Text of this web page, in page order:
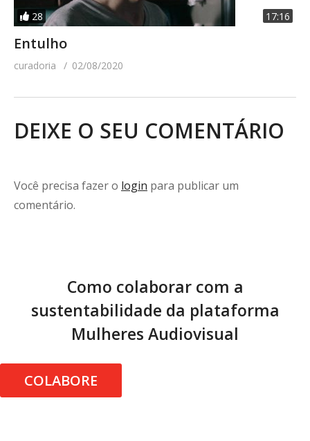
28 17:16
Entulho
curadoria 02/08/2020
DEIXE O SEU COMENTÁRIO
Você precisa fazer o login para publicar um
comentário.
Como colaborar com a
sustentabilidade da plataforma
Mulheres Audiovisual
COLABORE